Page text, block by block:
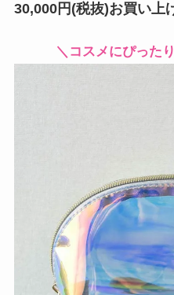
30,000円(税抜)お買い上
＼コスメにぴった